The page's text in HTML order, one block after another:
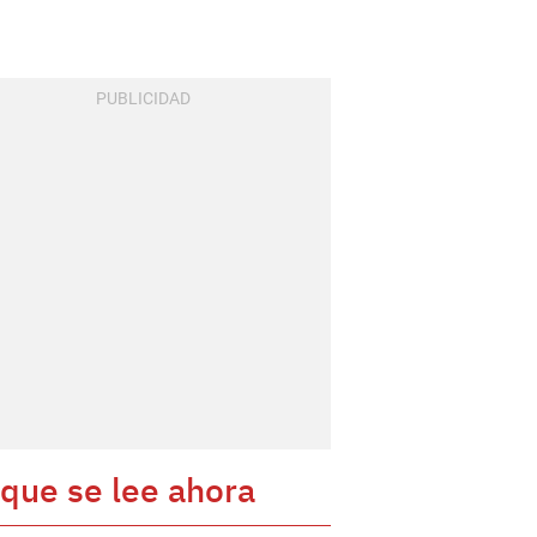
se lee ahora